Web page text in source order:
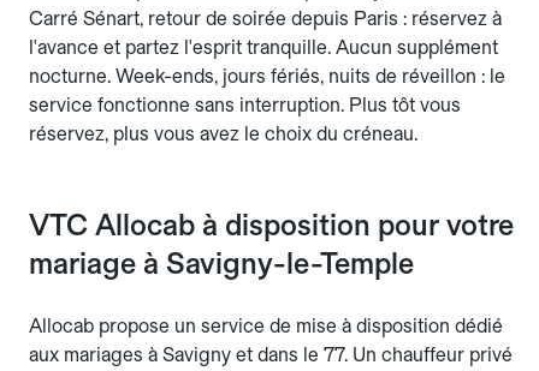
Carré Sénart, retour de soirée depuis Paris : réservez à
l'avance et partez l'esprit tranquille. Aucun supplément
nocturne. Week-ends, jours fériés, nuits de réveillon : le
service fonctionne sans interruption. Plus tôt vous
réservez, plus vous avez le choix du créneau.
VTC Allocab à disposition pour votre
mariage à Savigny-le-Temple
Allocab propose un service de mise à disposition dédié
aux mariages à Savigny et dans le 77. Un chauffeur privé